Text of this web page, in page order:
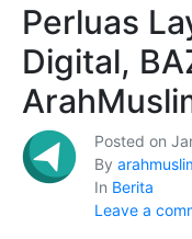
Posted on
By
In Berita
Leave a
Perluas
Digital,